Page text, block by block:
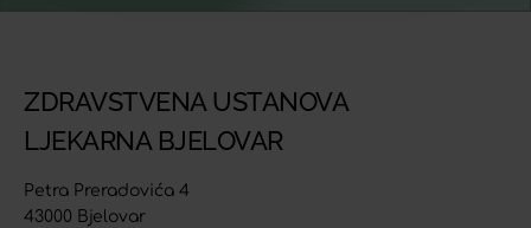
ZDRAVSTVENA USTANOVA
LJEKARNA BJELOVAR
Petra Preradovića 4
43000 Bjelovar